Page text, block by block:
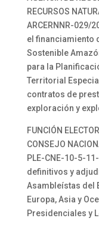
RECURSOS
ARCERNNR-029/
el financiamiento
Sostenible
para la
Territorial
contratos de
exploración y
FUNCIÓN
CONSEJO
PLE-CNE-10-5-
definitivos y
Asambleístas del
Europa, Asia y
Presidenciales y